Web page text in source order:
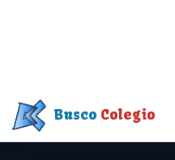
Busco Colegio